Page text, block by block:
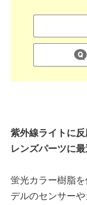
紫外線ライトに
レンズパーツに
蛍光カラー樹脂
デルのセンサー